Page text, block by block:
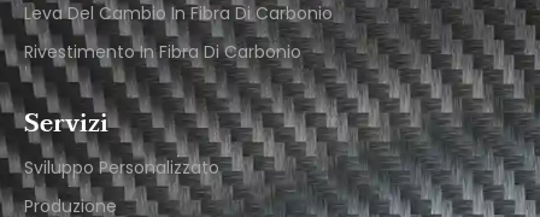
Leva Del Cambio In Fibra Di Carbonio
Rivestimento In Fibra Di Carbonio
Servizi
Sviluppo Personalizzato
Produzione